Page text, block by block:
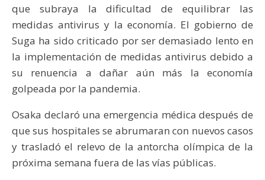
que subraya la dificultad de equilibrar las
medidas antivirus y la economía. El gobierno de
Suga ha sido criticado por ser demasiado lento en
la implementación de medidas antivirus debido a
su renuencia a dañar aún más la economía
golpeada por la pandemia.
Osaka declaró una emergencia médica después de
que sus hospitales se abrumaran con nuevos casos
y trasladó el relevo de la antorcha olímpica de la
próxima semana fuera de las vías públicas.